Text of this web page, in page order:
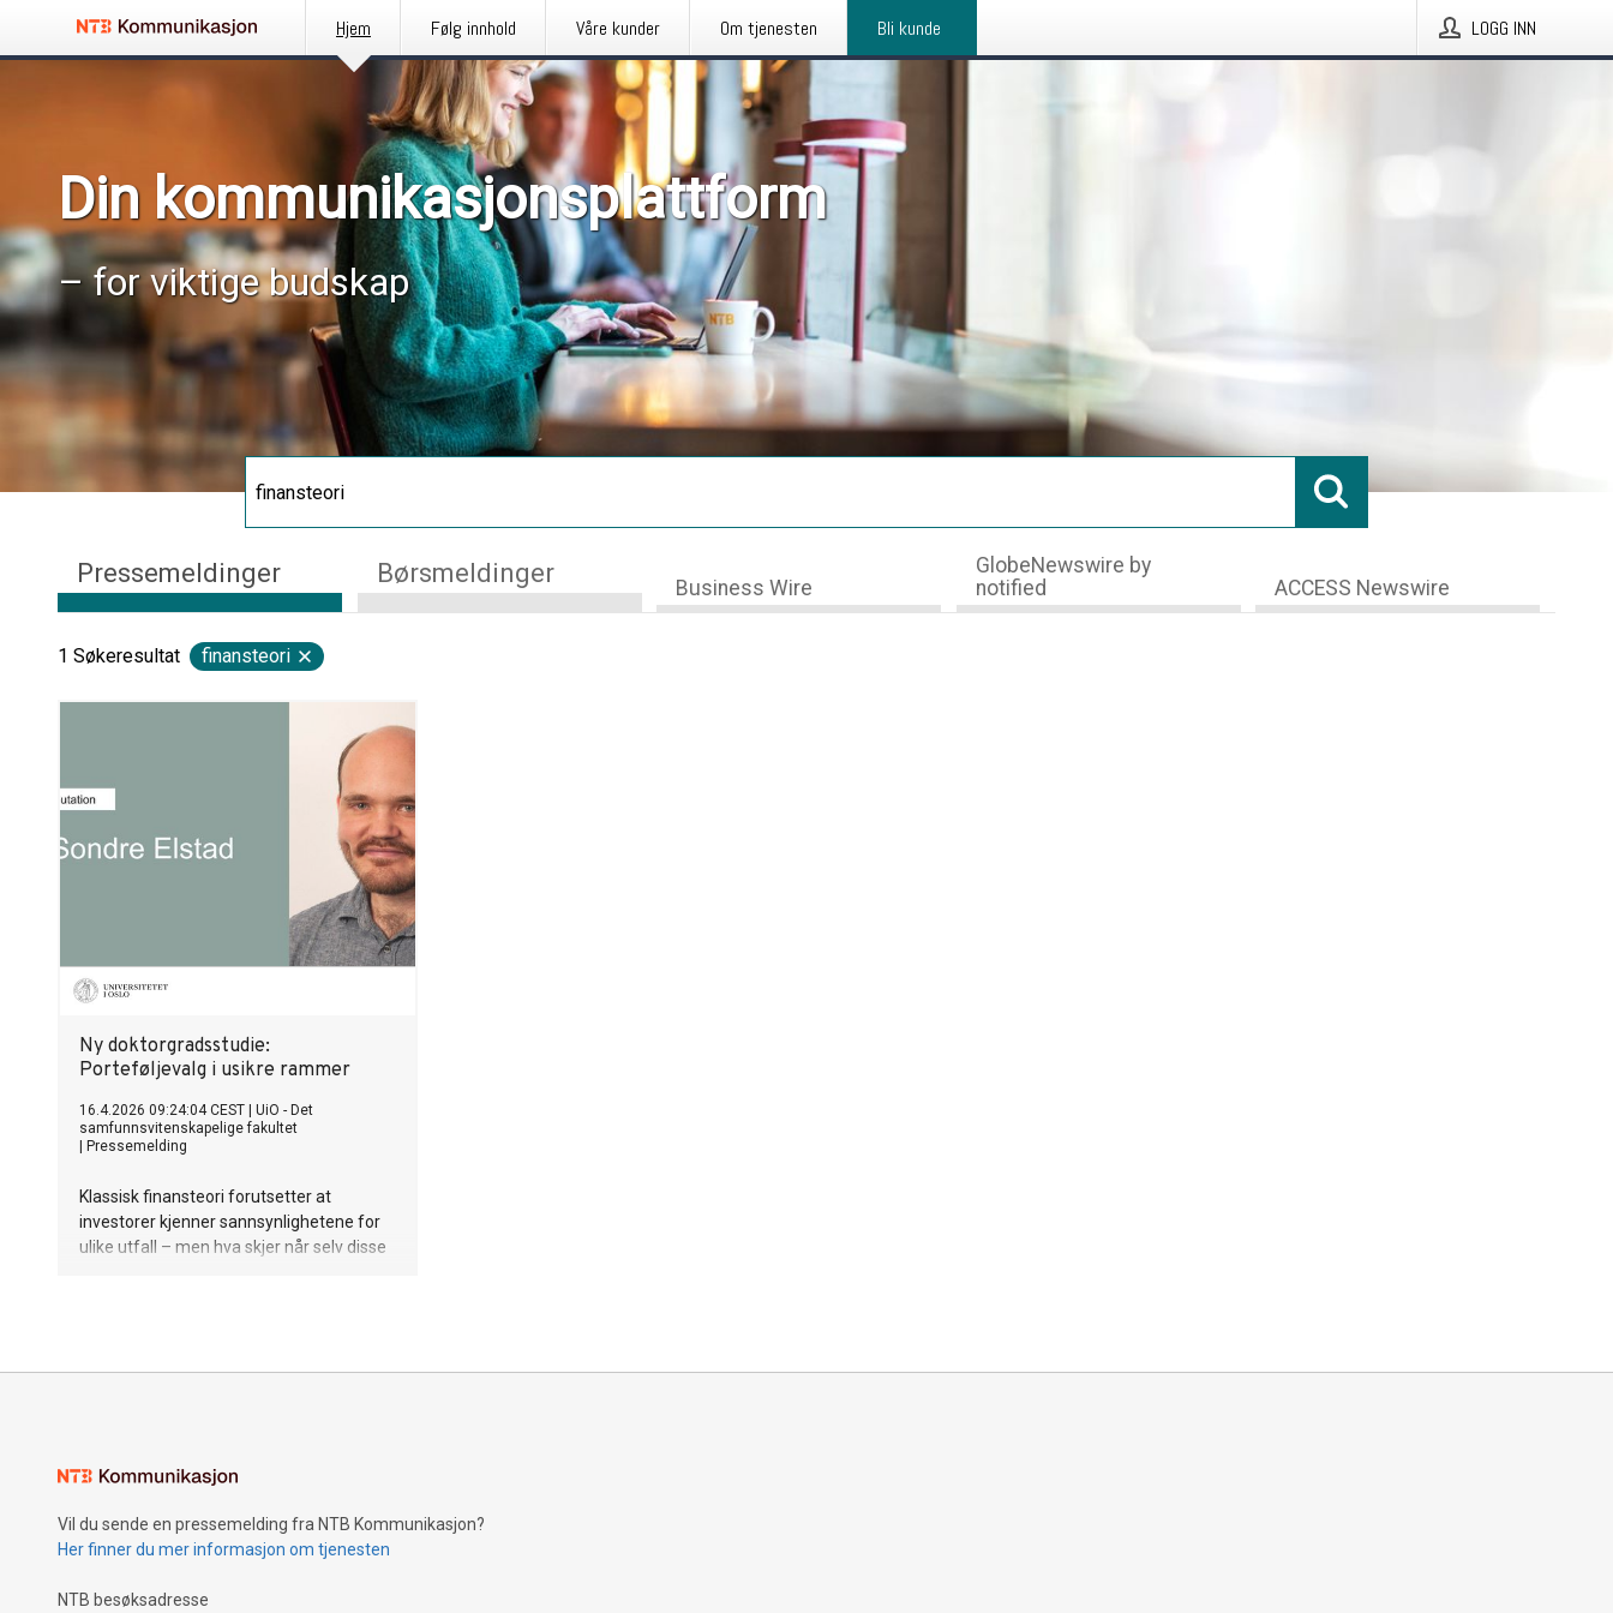
Hjem Følg innhold Våre kunder Om tjenesten Bli kunde LOGG INN
Din kommunikasjonsplattform
– for viktige budskap
Pressemeldinger Børsmeldinger Business Wire
GlobeNewswire by
notified
ACCESS Newswire
1 Søkeresultat finansteori
Ny doktorgradsstudie:
Porteføljevalg i usikre rammer
16.4.2026 09:24:04 CEST
UiO - Det
samfunnsvitenskapelige fakultet
Pressemelding
Klassisk finansteori forutsetter at
investorer kjenner sannsynlighetene for
ulike utfall – men hva skjer når selv disse
tradisjonelle modeller tar høyde for.
Vil du sende en pressemelding fra NTB Kommunikasjon?
Her finner du mer informasjon om tjenesten
NTB besøksadresse